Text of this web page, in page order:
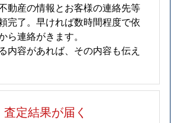
動産の情報とお客様の連絡先等
完了。早ければ数時間程度で依
ら連絡がきます。
内容があれば、その内容も伝え
査定結果が届く